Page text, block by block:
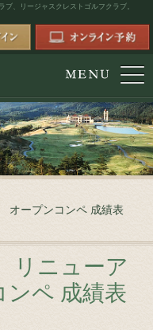
ブ、 リージャスクレストゴルフクラブ。
ープンコンペ 成績表
ニューア
ペ 成績表